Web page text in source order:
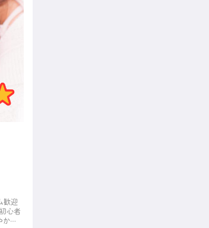
歓迎
心者
かな